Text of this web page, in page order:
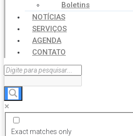
Boletins
NOTÍCIAS
SERVIÇOS
AGENDA
CONTATO
Exact matches only